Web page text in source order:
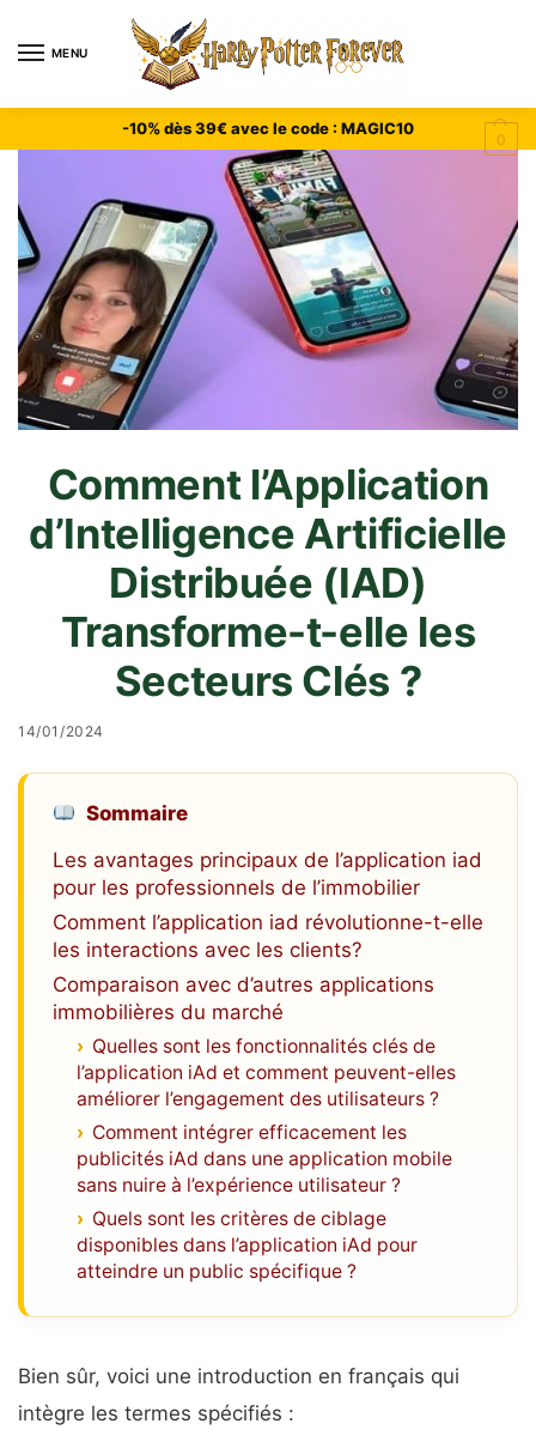
MENU
0
-10% dès 39€ avec le code : MAGIC10
Comment l’Application
d’Intelligence Artificielle
Distribuée (IAD)
Transforme-t-elle les
Secteurs Clés ?
14/01/2024
Sommaire
Les avantages principaux de l’application iad
pour les professionnels de l’immobilier
Comment l’application iad révolutionne-t-elle
les interactions avec les clients?
Comparaison avec d’autres applications
immobilières du marché
Quelles sont les fonctionnalités clés de
l’application iAd et comment peuvent-elles
améliorer l’engagement des utilisateurs ?
Comment intégrer efficacement les
publicités iAd dans une application mobile
sans nuire à l’expérience utilisateur ?
Quels sont les critères de ciblage
disponibles dans l’application iAd pour
atteindre un public spécifique ?
Bien sûr, voici une introduction en français qui
intègre les termes spécifiés :